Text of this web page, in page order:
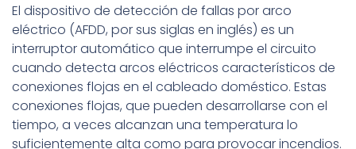
El dispositivo de detección de fallas por arco
eléctrico (AFDD, por sus siglas en inglés) es un
interruptor automático que interrumpe el circuito
cuando detecta arcos eléctricos característicos de
conexiones flojas en el cableado doméstico. Estas
conexiones flojas, que pueden desarrollarse con el
tiempo, a veces alcanzan una temperatura lo
suficientemente alta como para provocar incendios.